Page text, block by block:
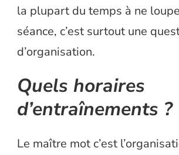
la plupart du temps à ne
séance, c’est surtout une
d’organisation.
Quels horaires
d’entraînements ?
Le maître mot c’est